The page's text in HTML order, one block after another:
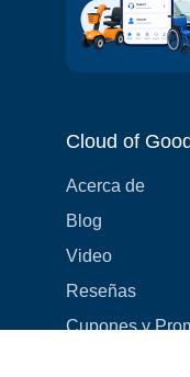
Cloud of
Acerca de
Blog
Video
Reseñas
Cupones y